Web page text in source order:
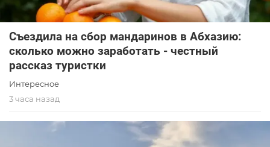
Съездила на сбор мандаринов в Абхазию:
сколько можно заработать - честный
рассказ туристки
Интересное
3 часа назад